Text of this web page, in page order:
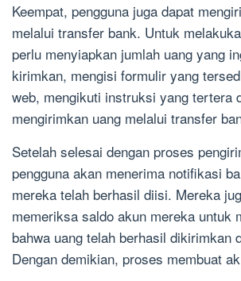
Keempat, pengguna juga dapat
melalui transfer bank. Untuk
perlu menyiapkan jumlah uang yang
kirimkan, mengisi formulir yang
web, mengikuti instruksi yang tertera
mengirimkan uang melalui transfer
Setelah selesai dengan proses
pengguna akan menerima notifikasi
mereka telah berhasil diisi. Mereka
memeriksa saldo akun mereka untuk
bahwa uang telah berhasil dikirimkan
Dengan demikian, proses membuat